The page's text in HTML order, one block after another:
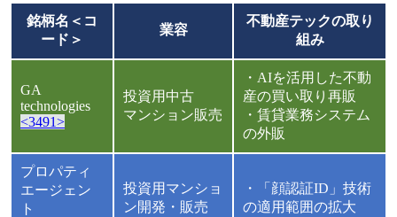
銘柄名＜コ
ード＞
業容
不動産テックの取り
組み
GA
technologies
<3491>
投資用中古
マンション販売
・AIを活用した不動
産の買い取り再販
・賃貸業務システム
の外販
プロパティ
エージェン
ト
投資用マンショ
ン開発・販売
・「顔認証ID」技術
の適用範囲の拡大